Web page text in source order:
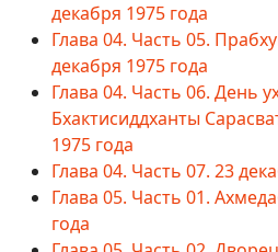
декабря 1975 года
Глава 04. Часть 05.
декабря 1975 года
Глава 04. Часть 06. День
Бхактисиддханты
1975 года
Глава 04. Часть 07. 23
Глава 05. Часть 01.
года